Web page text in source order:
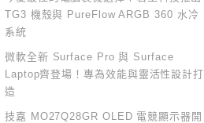
TG3 機殼與 PureFlow ARGB 360 水冷
系統
微軟全新 Surface Pro 與 Surface
Laptop齊登場！專為效能與靈活性設計打
造
技嘉 MO27Q28GR OLED 電競顯示器開